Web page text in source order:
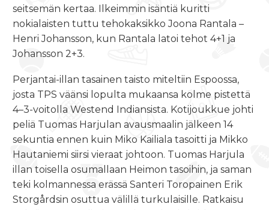
seitsemän kertaa. Ilkeimmin isäntiä kuritti
nokialaisten tuttu tehokaksikko Joona Rantala –
Henri Johansson, kun Rantala latoi tehot 4+1 ja
Johansson 2+3.
Perjantai-illan tasainen taisto miteltiin Espoossa,
josta TPS väänsi lopulta mukaansa kolme pistettä
4–3-voitolla Westend Indiansista. Kotijoukkue johti
peliä Tuomas Harjulan avausmaalin jälkeen 14
sekuntia ennen kuin Miko Kailiala tasoitti ja Mikko
Hautaniemi siirsi vieraat johtoon. Tuomas Harjula
illan toisella osumallaan Heimon tasoihin, ja saman
teki kolmannessa erässä Santeri Toropainen Erik
Storgårdsin osuttua välillä turkulaisille. Ratkaisu